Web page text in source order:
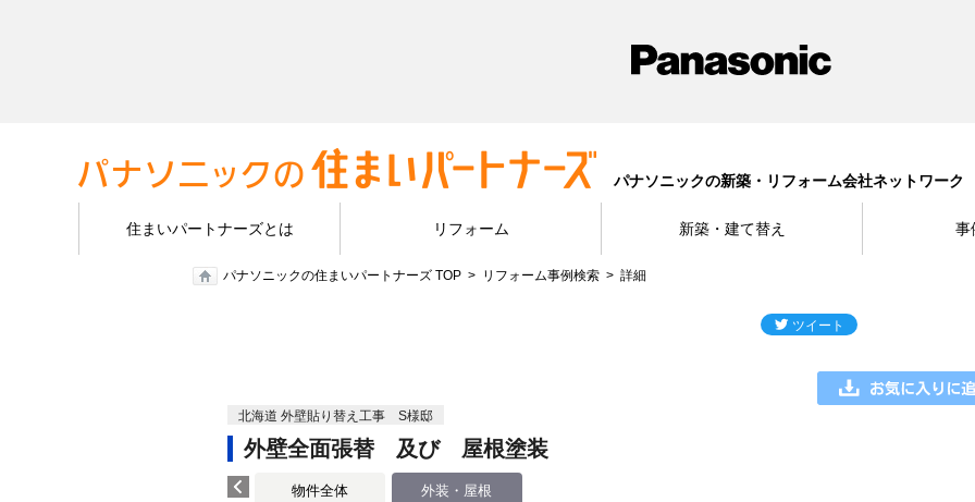
パナソニックの新築・リフォーム会社ネットワーク
住まいパートナーズとは リフォーム 新築・建て替え 事
パナソニックの住まいパートナーズ TOP リフォーム事例検索 詳細
北海道 外壁貼り替え工事 S様邸
外壁全面張替 及び 屋根塗装
物件全体 外装・屋根